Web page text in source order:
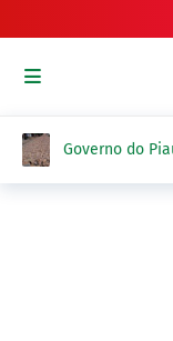
Governo do